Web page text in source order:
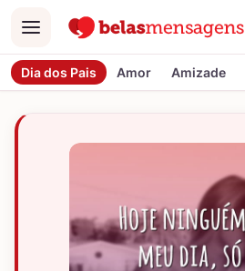
Menu
Dia dos Pais Amor Amizade